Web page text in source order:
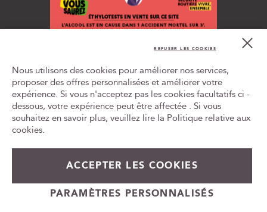
Prix
228,00 € 252,00 €
En stock
la bouteille
+
-
Ajouter au panier
n
r
e
n
e
w
s
e
e
CONSOMMER AVEC MODÉRATION
Cadeauvin.fr - © Copyright 2024 - Tous droits réservés
Nous utilisons des cookies pour améliorer nos services,
proposer des offres personnalisées et améliorer votre
expérience. Si vous n'acceptez pas les cookies facultatifs ci -
dessous, votre expérience peut être affectée . Si vous
souhaitez en savoir plus, veuillez lire la Politique relative aux
cookies.
ACCEPTER LES COOKIES
PARAMÈTRES PERSONNALISÉS
REFUSER LES COOKIES